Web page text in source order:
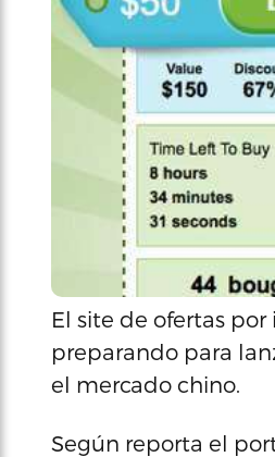
El site de ofertas
preparando para
el mercado chino.
Según reporta el